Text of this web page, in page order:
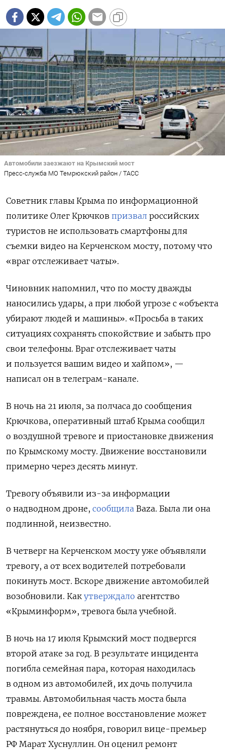
Автомобили заезжают на Крымский мост
Пресс-служба МО Темрюкский район / ТАСС
Советник главы Крыма по информационной
политике Олег Крючков призвал российских
туристов не использовать смартфоны для
съемки видео на Керченском мосту, потому что
«враг отслеживает чаты».
Чиновник напомнил, что по мосту дважды
наносились удары, а при любой угрозе с «объекта
убирают людей и машины». «Просьба в таких
ситуациях сохранять спокойствие и забыть про
свои телефоны. Враг отслеживает чаты
и пользуется вашим видео и хайпом», —
написал он в телеграм-канале.
В ночь на 21 июля, за полчаса до сообщения
Крючкова, оперативный штаб Крыма сообщил
о воздушной тревоге и приостановке движения
по Крымскому мосту. Движение восстановили
примерно через десять минут.
Тревогу объявили из-за информации
о надводном дроне, сообщила Baza. Была ли она
подлинной, неизвестно.
В четверг на Керченском мосту уже объявляли
тревогу, а от всех водителей потребовали
покинуть мост. Вскоре движение автомобилей
возобновили. Как утверждало агентство
«Крыминформ», тревога была учебной.
В ночь на 17 июля Крымский мост подвергся
второй атаке за год. В результате инцидента
погибла семейная пара, которая находилась
в одном из автомобилей, их дочь получила
травмы. Автомобильная часть моста была
повреждена, ее полное восстановление может
растянуться до ноября, говорил вице-премьер
РФ Марат Хуснуллин. Он оценил ремонт